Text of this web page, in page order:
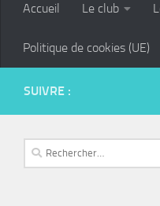
Accueil Le club
Politique de cookies (UE)
SUIVRE :
Rechercher :